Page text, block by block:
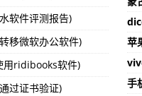
删除(如何正确删除slader软件)
件怎么样(南充多点触屏软件值得
么确定(软件退税比例的相关规定)
苹
手
软件评测报告)
移微软办公软件)
用ridibooks软件)
过证书验证)